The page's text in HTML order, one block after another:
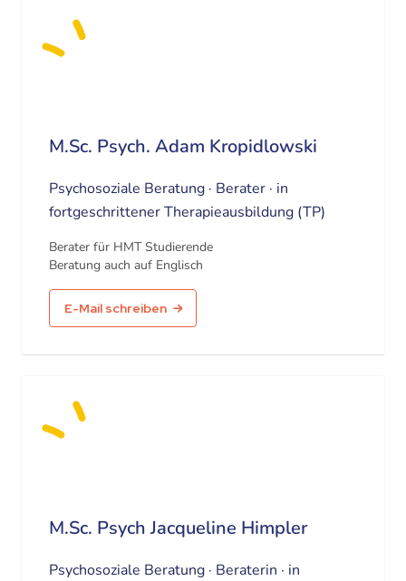
M.Sc. Psych. Adam Kropidlowski
Psychosoziale Beratung · Berater · in
fortgeschrittener Therapieausbildung (TP)
Berater für HMT Studierende
Beratung auch auf Englisch
E-Mail schreiben
M.Sc. Psych Jacqueline Himpler
Psychosoziale Beratung · Beraterin · in